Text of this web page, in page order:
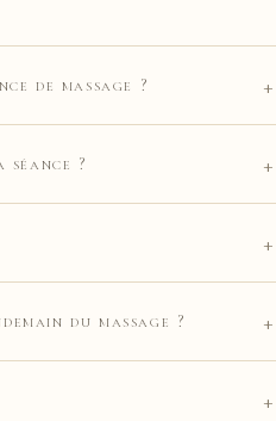
de massage ? +
? +
+
du massage ? +
+